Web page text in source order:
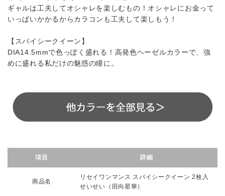
ギャルは工夫してオシャレを楽しむもの！オシャレにお金って
いっぱいかかるからカラコンも工夫して楽しもう！
【スパイシークイーン】
DIA14.5mmで色っぽく盛れる！高発色ヘーゼルカラーで、強
めに盛れる私だけの魅惑の瞳に。
項目 詳細
商品名
リセイワンマンス スパイシークイーン 2枚入
せいせい（田向星華）